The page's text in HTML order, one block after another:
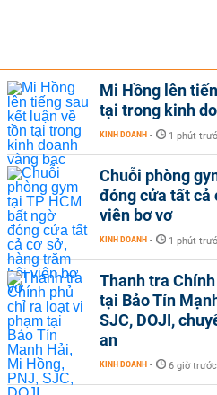
Mi Hồng lên
tại trong kinh
KINH DOANH - 1 phút
Chuỗi phòng
đóng cửa tất cả
viên bơ vơ
KINH DOANH - 1 phút
Thanh tra
tại Bảo Tín
SJC, DOJI,
an
KINH DOANH - 6 giờ trước